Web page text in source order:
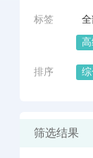
标签 全
排序 综
筛选结果